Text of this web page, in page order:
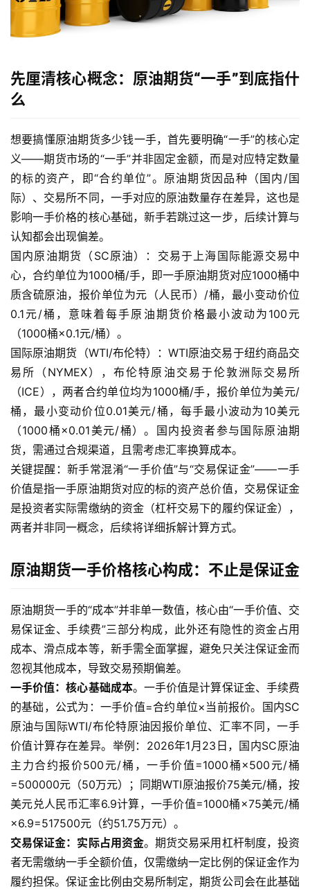
先厘清核心概念：原油期货“一手”到底指什
么
想要搞懂原油期货多少钱一手，首先要明确“一手”的核心定
义——期货市场的“一手”并非固定金额，而是对应特定数量
的标的资产，即“合约单位”。原油期货因品种（国内/国
际）、交易所不同，一手对应的原油数量存在差异，这也是
影响一手价格的核心基础，新手若跳过这一步，后续计算与
认知都会出现偏差。
国内原油期货（SC原油）：交易于上海国际能源交易中
心，合约单位为1000桶/手，即一手原油期货对应1000桶中
质含硫原油，报价单位为元（人民币）/桶，最小变动价位
0.1元/桶，意味着每手原油期货价格最小波动为100元
（1000桶×0.1元/桶）。
国际原油期货（WTI/布伦特）：WTI原油交易于纽约商品交
易所（NYMEX），布伦特原油交易于伦敦洲际交易所
（ICE），两者合约单位均为1000桶/手，报价单位为美元/
桶，最小变动价位0.01美元/桶，每手最小波动为10美元
（1000桶×0.01美元/桶）。国内投资者参与国际原油期
货，需通过合规渠道，且需考虑汇率换算成本。
关键提醒：新手常混淆“一手价值”与“交易保证金”——一手
价值是指一手原油期货对应的标的资产总价值，交易保证金
是投资者实际需缴纳的资金（杠杆交易下的履约保证金），
两者并非同一概念，后续将详细拆解计算方式。
原油期货一手价格核心构成：不止是保证金
原油期货一手的“成本”并非单一数值，核心由“一手价值、交
易保证金、手续费”三部分构成，此外还有隐性的资金占用
成本、滑点成本等，新手需全面掌握，避免只关注保证金而
忽视其他成本，导致交易预期偏差。
一手价值：核心基础成本。一手价值是计算保证金、手续费
的基础，公式为：一手价值=合约单位×当前报价。国内SC
原油与国际WTI/布伦特原油因报价单位、汇率不同，一手
价值计算存在差异。举例：2026年1月23日，国内SC原油
主力合约报价500元/桶，一手价值=1000桶×500元/桶
=500000元（50万元）；同期WTI原油报价75美元/桶，按
美元兑人民币汇率6.9计算，一手价值=1000桶×75美元/桶
×6.9=517500元（约51.75万元）。
交易保证金：实际占用资金。期货交易采用杠杆制度，投资
者无需缴纳一手全额价值，仅需缴纳一定比例的保证金作为
履约担保。保证金比例由交易所制定，期货公司会在此基础